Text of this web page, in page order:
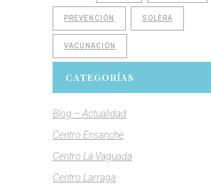
PREVENCIÓN SOLERA
VACUNACIÓN
CATEGORÍAS
Blog – Actualidad
Centro Ensanche
Centro La Vaguada
Centro Larraga